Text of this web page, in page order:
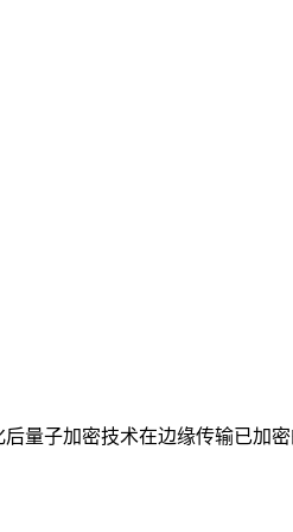
量子加密技术在边缘传输已加密